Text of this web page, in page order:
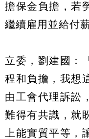
擔保金負擔，若
繼續雇用並給付薪
立委，劉建國：
程和負擔，我想
由工會代理訴訟
難得有共識，就
上能實質平等，